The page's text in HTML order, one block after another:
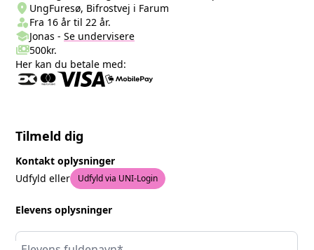
Sted/Adresse
location_on UngFuresø, Bifrostvej i Farum
Klasse/Aldersbegrænsning
person_shieldFra 16 år til 22 år.
Undervisere
schoolJonas - Se undervisere
Pris
payments500kr.
Her kan du betale med:
Tilmeld dig
Kontakt oplysninger
Udfyld eller
Udfyld via UNI-Login
Elevens oplysninger